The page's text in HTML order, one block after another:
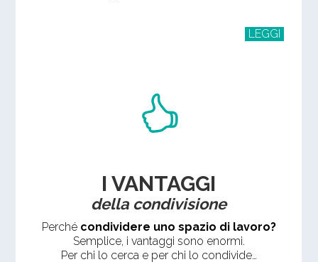
LEGGI
I VANTAGGI
della condivisione
Perché condividere uno spazio di lavoro?
Semplice, i vantaggi sono enormi.
Per chi lo cerca e per chi lo condivide…